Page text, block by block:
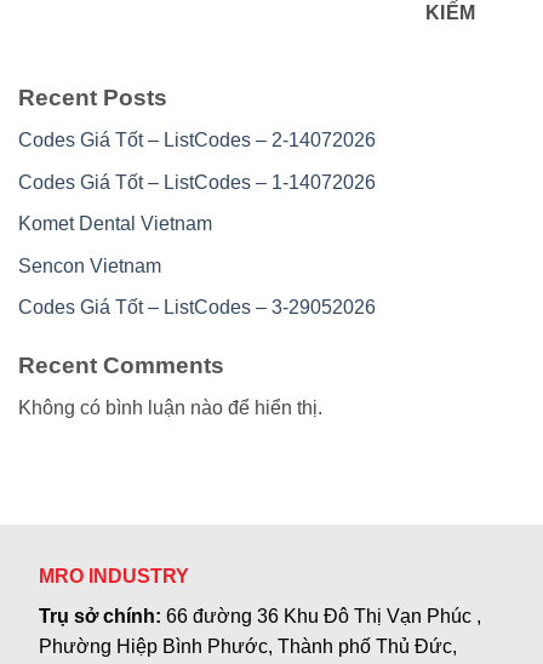
KIẾM
Recent Posts
Codes Giá Tốt – ListCodes – 2-14072026
Codes Giá Tốt – ListCodes – 1-14072026
Komet Dental Vietnam
Sencon Vietnam
Codes Giá Tốt – ListCodes – 3-29052026
Recent Comments
Không có bình luận nào để hiển thị.
MRO INDUSTRY
Trụ sở chính:66 đường 36 Khu Đô Thị Vạn Phúc ,
Phường Hiệp Bình Phước, Thành phố Thủ Đức,